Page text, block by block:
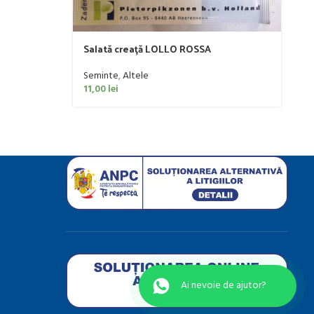
Salată creață LOLLO ROSSA
Seminte,Altele
11,00lei
Ai nevoie de ajutor?